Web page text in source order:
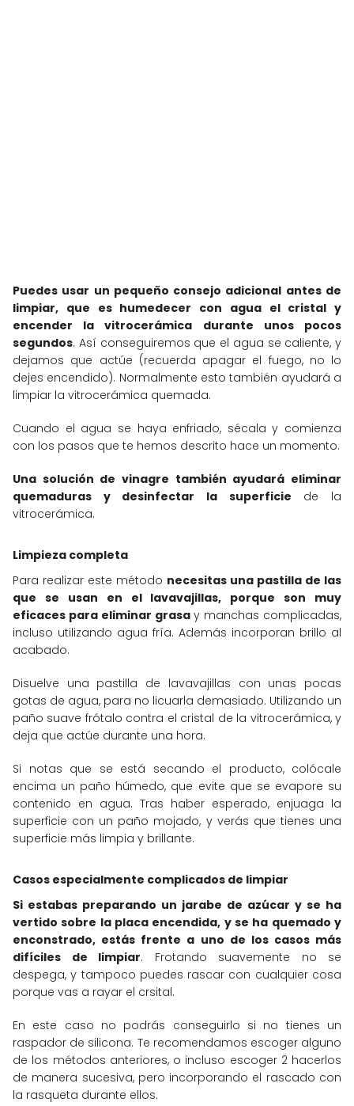
Puedes usar un pequeño consejo adicional antes de
limpiar, que es humedecer con agua el cristal y
encender la vitrocerámica durante unos pocos
segundos. Así conseguiremos que el agua se caliente, y
dejamos que actúe (recuerda apagar el fuego, no lo
dejes encendido). Normalmente esto también ayudará a
limpiar la vitrocerámica quemada.
Cuando el agua se haya enfriado, sécala y comienza
con los pasos que te hemos descrito hace un momento.
Una solución de vinagre también ayudará eliminar
quemaduras y desinfectar la superficie de la
vitrocerámica.
Limpieza completa
Para realizar este método necesitas una pastilla de las
que se usan en el lavavajillas, porque son muy
eficaces para eliminar grasay manchas complicadas,
incluso utilizando agua fría. Además incorporan brillo al
acabado.
Disuelve una pastilla de lavavajillas con unas pocas
gotas de agua, para no licuarla demasiado. Utilizando un
paño suave frótalo contra el cristal de la vitrocerámica, y
deja que actúe durante una hora.
Si notas que se está secando el producto, colócale
encima un paño húmedo, que evite que se evapore su
contenido en agua. Tras haber esperado, enjuaga la
superficie con un paño mojado, y verás que tienes una
superficie más limpia y brillante.
Casos especialmente complicados de limpiar
Si estabas preparando un jarabe de azúcar y se ha
vertido sobre la placa encendida, y se ha quemado y
enconstrado, estás frente a uno de los casos más
difíciles de limpiar. Frotando suavemente no se
despega, y tampoco puedes rascar con cualquier cosa
porque vas a rayar el crsital.
En este caso no podrás conseguirlo si no tienes un
raspador de silicona. Te recomendamos escoger alguno
de los métodos anteriores, o incluso escoger 2 hacerlos
de manera sucesiva, pero incorporando el rascado con
la rasqueta durante ellos.